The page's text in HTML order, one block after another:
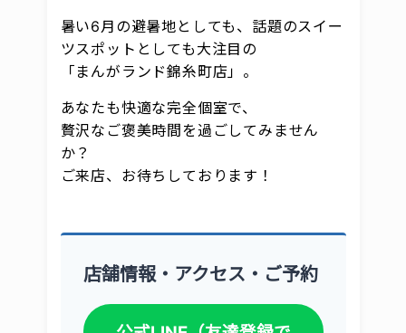
暑い6月の避暑地としても、話題のスイー
ツスポットとしても大注目の
「まんがランド錦糸町店」。
あなたも快適な完全個室で、
贅沢なご褒美時間を過ごしてみません
か？
ご来店、お待ちしております！
店舗情報・アクセス・ご予約